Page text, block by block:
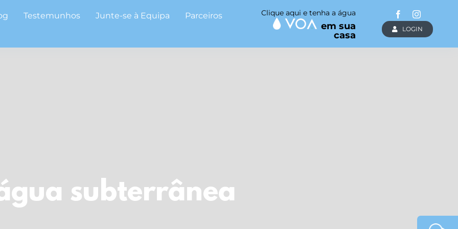
Testemunhos Junte-se à Equipa Parceiros Clique aqui e tenha a água
em sua
casa
LOGIN
subterrânea